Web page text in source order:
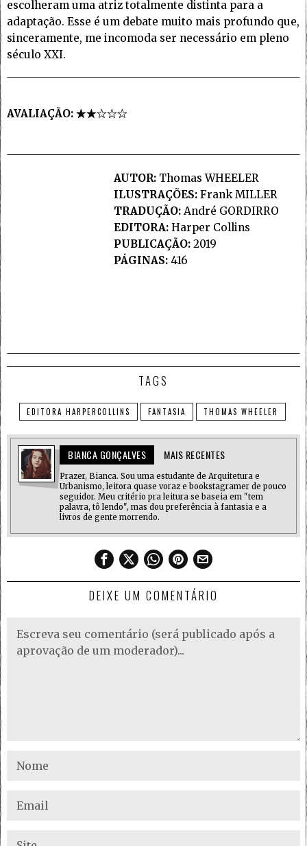
escolheram uma atriz totalmente distinta para a
adaptação. Esse é um debate muito mais profundo que,
sinceramente, me incomoda ser necessário em pleno
século XXI.
AVALIAÇÃO:
AUTOR:Thomas WHEELER
ILUSTRAÇÕES:Frank MILLER
TRADUÇÃO:André GORDIRRO
EDITORA:Harper Collins
PUBLICAÇÃO:2019
PÁGINAS:416
TAGS
EDITORA HARPERCOLLINS FANTASIA THOMAS WHEELER
BIANCA GONÇALVES MAIS RECENTES
Prazer, Bianca. Sou uma estudante de Arquitetura e
Urbanismo, leitora quase voraz e bookstagramer de pouco
seguidor. Meu critério pra leitura se baseia em "tem
palavra, tô lendo", mas dou preferência à fantasia e a
livros de gente morrendo.
DEIXE UM COMENTÁRIO